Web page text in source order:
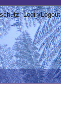
Login/Logout